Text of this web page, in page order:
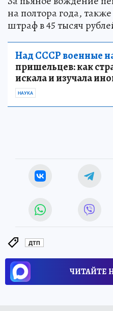
на полтора года,
штраф в 45 тысяч
Над СССР военные
пришельцев: как
искала и изучала
НАУКА
ДТП
ЧИТАЙТЕ